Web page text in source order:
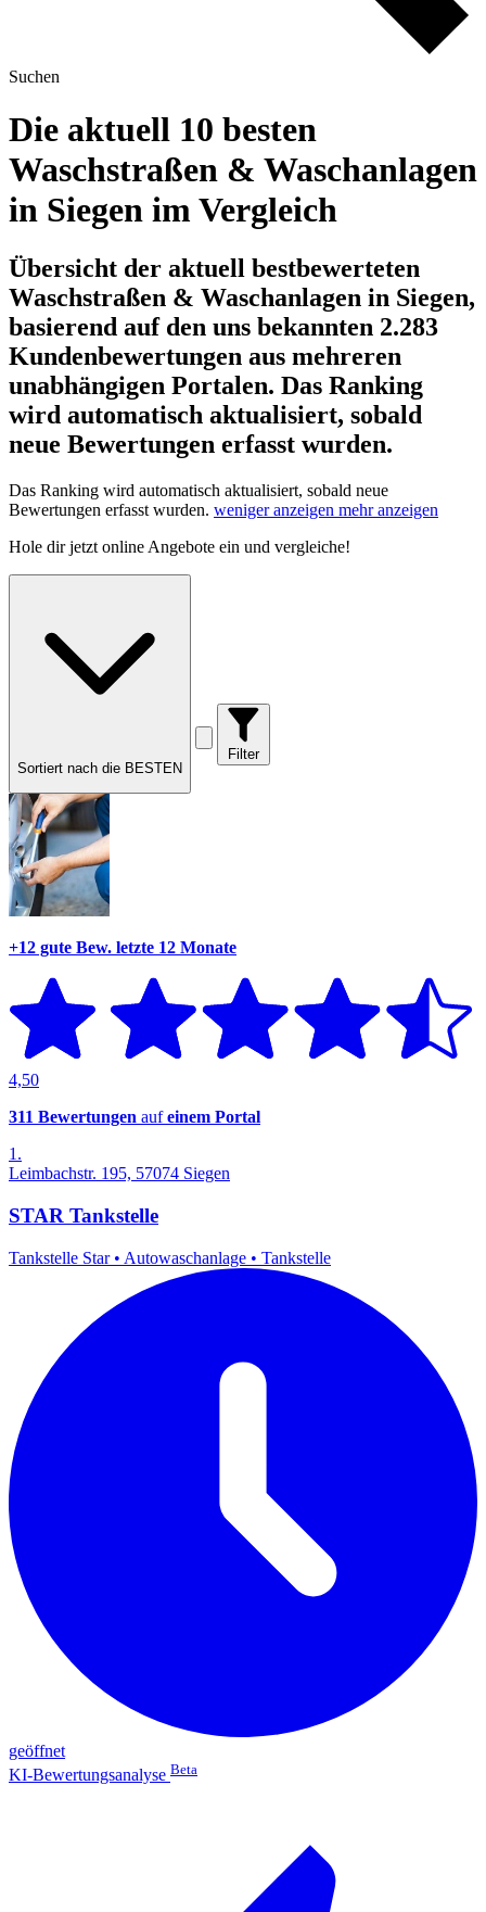
Suchen
Die aktuell 10 besten
Waschstraßen & Waschanlagen
in Siegen im Vergleich
Übersicht der aktuell bestbewerteten
Waschstraßen & Waschanlagen in Siegen,
basierend auf den uns bekannten 2.283
Kundenbewertungen aus mehreren
unabhängigen Portalen. Das Ranking
wird automatisch aktualisiert, sobald
neue Bewertungen erfasst wurden.
Das Ranking wird automatisch aktualisiert, sobald neue
Bewertungen erfasst wurden. weniger anzeigen mehr anzeigen
Hole dirjetzt online Angebote ein und vergleiche!
Sortiert nach die BESTEN
Filter
+12 gute Bew. letzte 12 Monate
4,50
311 Bewertungen aufeinem Portal
1.
Leimbachstr. 195, 57074 Siegen
STAR Tankstelle
Tankstelle Star • Autowaschanlage • Tankstelle
geöffnet
KI-Bewertungsanalyse Beta